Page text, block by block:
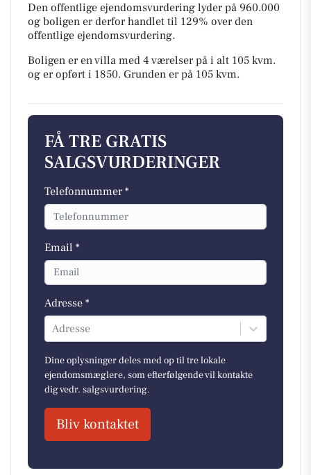
Den offentlige ejendomsvurdering lyder på 960.000
og boligen er derfor handlet til 129% over den
offentlige ejendomsvurdering.
Boligen er en villa med 4 værelser på i alt 105 kvm.
og er opført i 1850. Grunden er på 105 kvm.
FÅ TRE GRATIS
SALGSVURDERINGER
Telefonnummer *
Email *
Adresse *
Adresse
Dine oplysninger deles med op til tre lokale
ejendomsmæglere, som efterfølgende vil kontakte
dig vedr. salgsvurdering.
Bliv kontaktet